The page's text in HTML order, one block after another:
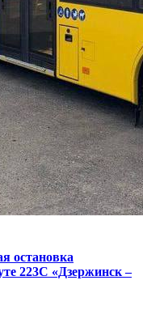
остановка
223С «Дзержинск –